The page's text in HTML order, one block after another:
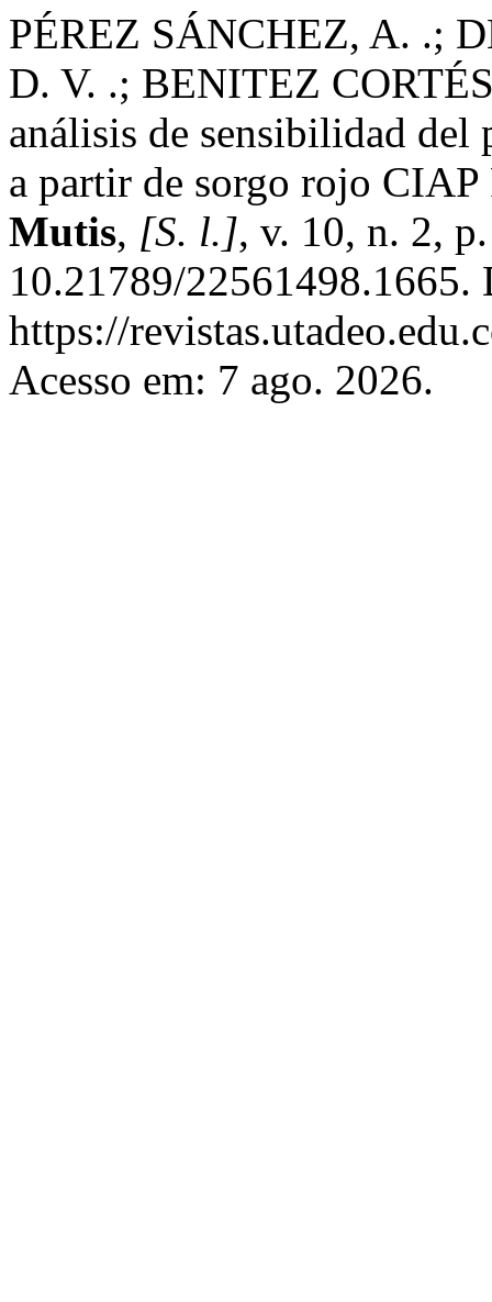
PÉREZ SÁNCHEZ, A. .;
D. V. .; BENITEZ
análisis de sensibilidad del
a partir de sorgo rojo
Mutis, [S. l.], v. 10, n. 2,
10.21789/22561498.1665.
https://
Acesso em: 7 ago. 2026.